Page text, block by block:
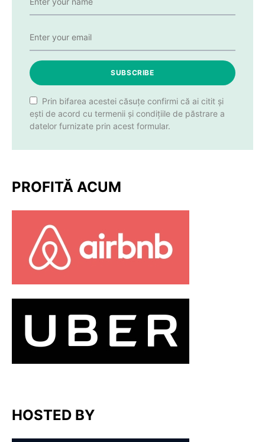
SUBSCRIBE
Prin bifarea acestei căsuțe confirmi că ai citit și
ești de acord cu termenii și condițiile de păstrare a
datelor furnizate prin acest formular.
PROFITĂ ACUM
HOSTED BY